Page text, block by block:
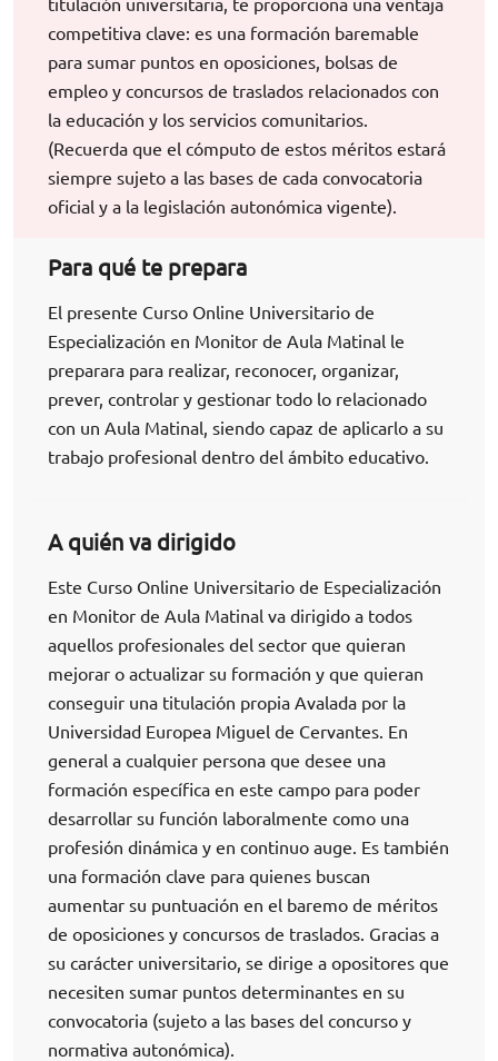
titulación universitaria, te proporciona una ventaja
competitiva clave: es una formación baremable
para sumar puntos en oposiciones, bolsas de
empleo y concursos de traslados relacionados con
la educación y los servicios comunitarios.
(Recuerda que el cómputo de estos méritos estará
siempre sujeto a las bases de cada convocatoria
oficial y a la legislación autonómica vigente).
Para qué te prepara
El presente Curso Online Universitario de
Especialización en Monitor de Aula Matinal le
preparara para realizar, reconocer, organizar,
prever, controlar y gestionar todo lo relacionado
con un Aula Matinal, siendo capaz de aplicarlo a su
trabajo profesional dentro del ámbito educativo.
A quién va dirigido
Este Curso Online Universitario de Especialización
en Monitor de Aula Matinal va dirigido a todos
aquellos profesionales del sector que quieran
mejorar o actualizar su formación y que quieran
conseguir una titulación propia Avalada por la
Universidad Europea Miguel de Cervantes. En
general a cualquier persona que desee una
formación específica en este campo para poder
desarrollar su función laboralmente como una
profesión dinámica y en continuo auge. Es también
una formación clave para quienes buscan
aumentar su puntuación en el baremo de méritos
de oposiciones y concursos de traslados. Gracias a
su carácter universitario, se dirige a opositores que
necesiten sumar puntos determinantes en su
convocatoria (sujeto a las bases del concurso y
normativa autonómica).